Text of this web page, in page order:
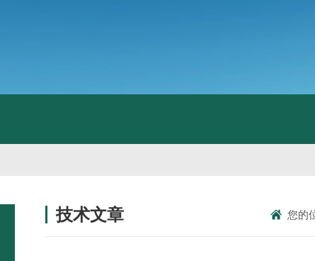
技术文章 您的